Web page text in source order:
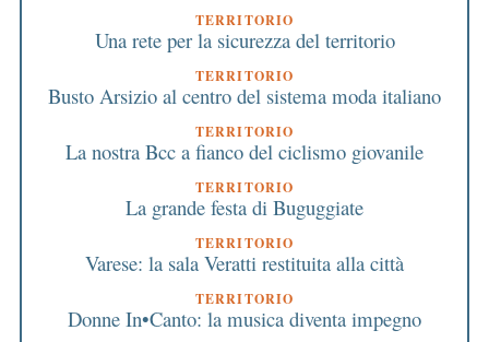
TERRITORIO
Una rete per la sicurezza del territorio
TERRITORIO
Busto Arsizio al centro del sistema moda italiano
TERRITORIO
La nostra Bcc a fianco del ciclismo giovanile
TERRITORIO
La grande festa di Buguggiate
TERRITORIO
Varese: la sala Veratti restituita alla città
TERRITORIO
Donne In•Canto: la musica diventa impegno